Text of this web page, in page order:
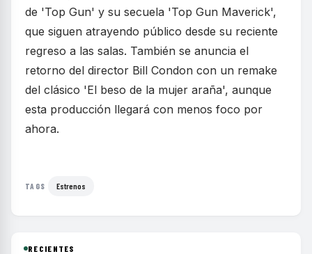
de 'Top Gun' y su secuela 'Top Gun Maverick',
que siguen atrayendo público desde su reciente
regreso a las salas. También se anuncia el
retorno del director Bill Condon con un remake
del clásico 'El beso de la mujer araña', aunque
esta producción llegará con menos foco por
ahora.
TAGS Estrenos
RECIENTES